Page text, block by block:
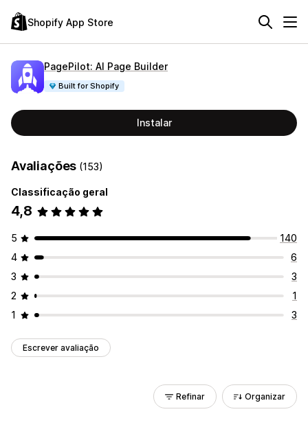
Shopify App Store
PagePilot: AI Page Builder
Built for Shopify
Instalar
Avaliações (153)
Classificação geral
4,8
5
140
4
6
3
3
2
1
1
3
Escrever avaliação
Refinar Organizar